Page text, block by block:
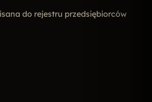
do rejestru przedsiębiorców